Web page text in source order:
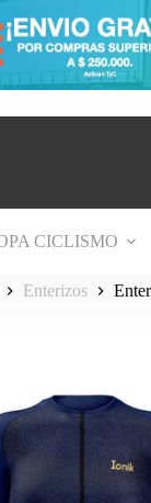
CICLISMO
Enterizos